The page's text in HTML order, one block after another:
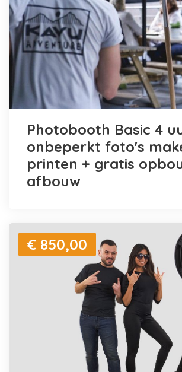
Photobooth Basic 4
onbeperkt foto's
printen + gratis
afbouw
€ 850,00